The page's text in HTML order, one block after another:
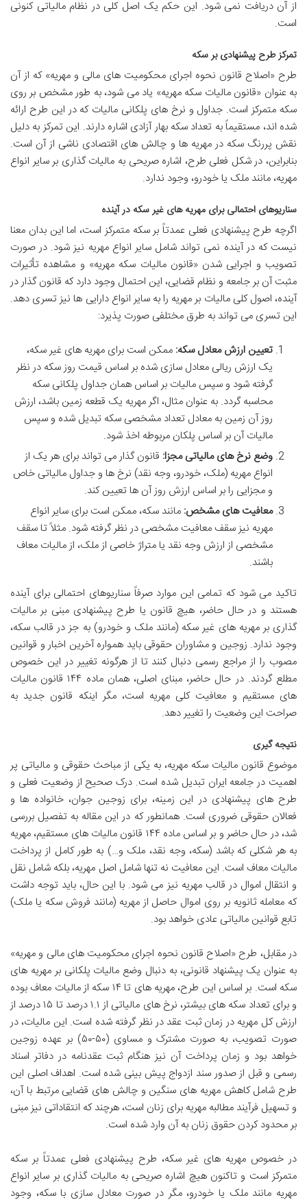
از آن دریافت نمی شود. این حکم یک اصل کلی در نظام مالیاتی کنونی
است.
تمرکز طرح پیشنهادی بر سکه
طرح «اصلاح قانون نحوه اجرای محکومیت های مالی و مهریه» که از آن
به عنوان «قانون مالیات سکه مهریه» یاد می شود، به طور مشخص بر روی
سکه متمرکز است. جداول و نرخ های پلکانی مالیات که در این طرح ارائه
شده اند، مستقیماً به تعداد سکه بهار آزادی اشاره دارند. این تمرکز به دلیل
نقش پررنگ سکه در مهریه ها و چالش های اقتصادی ناشی از آن است.
بنابراین، در شکل فعلی طرح، اشاره صریحی به مالیات گذاری بر سایر انواع
مهریه، مانند ملک یا خودرو، وجود ندارد.
سناریوهای احتمالی برای مهریه های غیر سکه در آینده
اگرچه طرح پیشنهادی فعلی عمدتاً بر سکه متمرکز است، اما این بدان معنا
نیست که در آینده نمی تواند شامل سایر انواع مهریه نیز شود. در صورت
تصویب و اجرایی شدن «قانون مالیات سکه مهریه» و مشاهده تأثیرات
مثبت آن بر جامعه و نظام قضایی، این احتمال وجود دارد که قانون گذار در
آینده، اصول کلی مالیات بر مهریه را به سایر انواع دارایی ها نیز تسری دهد.
این تسری می تواند به طرق مختلفی صورت پذیرد:
تعیین ارزش معادل سکه: ممکن است برای مهریه های غیر سکه،
یک ارزش ریالی معادل سازی شده بر اساس قیمت روز سکه در نظر
گرفته شود و سپس مالیات بر اساس همان جداول پلکانی سکه
محاسبه گردد. به عنوان مثال، اگر مهریه یک قطعه زمین باشد، ارزش
روز آن زمین به معادل تعداد مشخصی سکه تبدیل شده و سپس
مالیات آن بر اساس پلکان مربوطه اخذ شود.
وضع نرخ های مالیاتی مجزا: قانون گذار می تواند برای هر یک از
انواع مهریه (ملک، خودرو، وجه نقد) نرخ ها و جداول مالیاتی خاص
و مجزایی را بر اساس ارزش روز آن ها تعیین کند.
معافیت های مشخص: مانند سکه، ممکن است برای سایر انواع
مهریه نیز سقف معافیت مشخصی در نظر گرفته شود. مثلاً تا سقف
مشخصی از ارزش وجه نقد یا متراژ خاصی از ملک، از مالیات معاف
باشند.
تاکید می شود که تمامی این موارد صرفاً سناریوهای احتمالی برای آینده
هستند و در حال حاضر، هیچ قانون یا طرح پیشنهادی مبنی بر مالیات
گذاری بر مهریه های غیر سکه (مانند ملک و خودرو) به جز در قالب سکه،
وجود ندارد. زوجین و مشاوران حقوقی باید همواره آخرین اخبار و قوانین
مصوب را از مراجع رسمی دنبال کنند تا از هرگونه تغییر در این خصوص
مطلع گردند. در حال حاضر، مبنای اصلی، همان ماده ۱۴۴ قانون مالیات
های مستقیم و معافیت کلی مهریه است، مگر اینکه قانون جدید به
صراحت این وضعیت را تغییر دهد.
نتیجه گیری
موضوع قانون مالیات سکه مهریه، به یکی از مباحث حقوقی و مالیاتی پر
اهمیت در جامعه ایران تبدیل شده است. درک صحیح از وضعیت فعلی و
طرح های پیشنهادی در این زمینه، برای زوجین جوان، خانواده ها و
فعالان حقوقی ضروری است. همانطور که در این مقاله به تفصیل بررسی
شد، در حال حاضر و بر اساس ماده ۱۴۴ قانون مالیات های مستقیم، مهریه
به هر شکلی که باشد (سکه، وجه نقد، ملک و…) به طور کامل از پرداخت
مالیات معاف است. این معافیت نه تنها شامل اصل مهریه، بلکه شامل نقل
و انتقال اموال در قالب مهریه نیز می شود. با این حال، باید توجه داشت
که معامله ثانویه بر روی اموال حاصل از مهریه (مانند فروش سکه یا ملک)
تابع قوانین مالیاتی عادی خواهد بود.
در مقابل، طرح «اصلاح قانون نحوه اجرای محکومیت های مالی و مهریه»
به عنوان یک پیشنهاد قانونی، به دنبال وضع مالیات پلکانی بر مهریه های
سکه است. بر اساس این طرح، مهریه های تا ۱۴ سکه از مالیات معاف بوده
و برای تعداد سکه های بیشتر، نرخ های مالیاتی از ۱.۱ درصد تا ۱۵ درصد از
ارزش کل مهریه در زمان ثبت عقد در نظر گرفته شده است. این مالیات، در
صورت تصویب، به صورت مشترک و مساوی (۵۰-۵۰) بر عهده زوجین
خواهد بود و زمان پرداخت آن نیز هنگام ثبت عقدنامه در دفاتر اسناد
رسمی و قبل از صدور سند ازدواج پیش بینی شده است. اهداف اصلی این
طرح شامل کاهش مهریه های سنگین و چالش های قضایی مرتبط با آن،
و تسهیل فرآیند مطالبه مهریه برای زنان است، هرچند که انتقاداتی نیز مبنی
بر محدود کردن حقوق زنان به آن وارد شده است.
در خصوص مهریه های غیر سکه، طرح پیشنهادی فعلی عمدتاً بر سکه
متمرکز است و تاکنون هیچ اشاره صریحی به مالیات گذاری بر سایر انواع
مهریه مانند ملک یا خودرو، مگر در صورت معادل سازی با سکه، وجود